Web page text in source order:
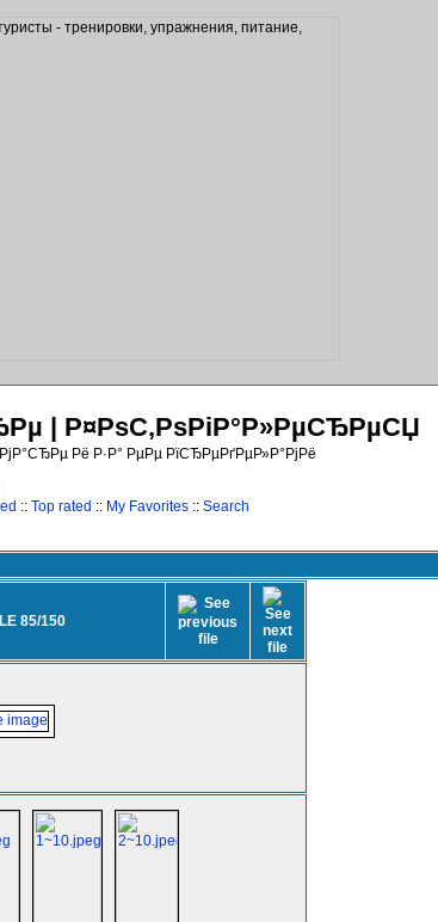
| Р¤РѕС‚РѕРіР°Р»РµСЂРµСЏ
Рё Р·Р° РµРµ РїСЂРµРґРµР»Р°РјРё
:: Top rated :: My Favorites :: Search
85/150